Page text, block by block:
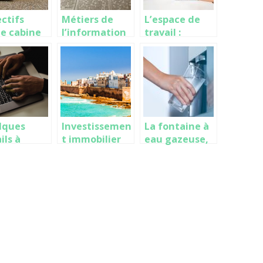
cabine
les
Métiers de
l’information
et de la
n
L’espace de
travail :
important
pour pouvoir
être motivé !
à
Investissemen
t immobilier
La fontaine à
eau gazeuse,